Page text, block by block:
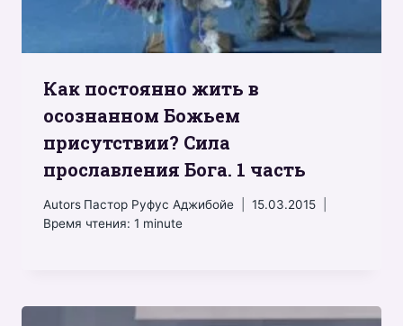
Как постоянно жить в
осознанном Божьем
присутствии? Сила
прославления Бога. 1 часть
Autors Пастор Руфус Аджибойе
15.03.2015
Время чтения: 1 minute